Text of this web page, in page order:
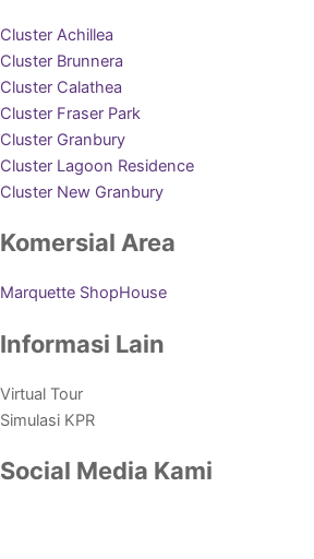
Cluster Achillea
Cluster Brunnera
Cluster Calathea
Cluster Fraser Park
Cluster Granbury
Cluster Lagoon Residence
Cluster New Granbury
Komersial Area
Marquette ShopHouse
Informasi Lain
Virtual Tour
Simulasi KPR
Social Media Kami